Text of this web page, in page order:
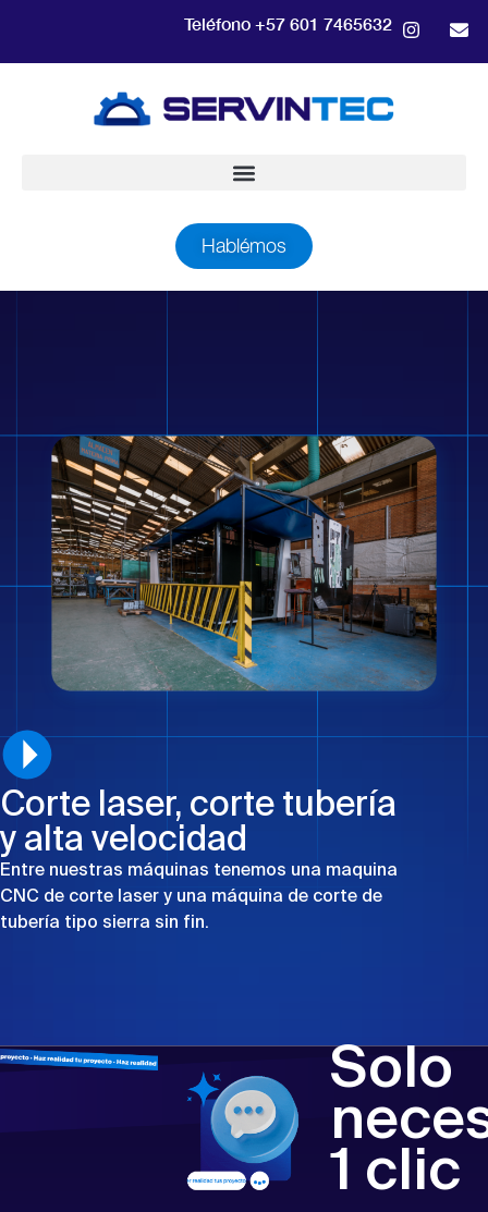
Teléfono +57 601 7465632
Hablémos
Corte laser, corte tubería
y alta velocidad
Entre nuestras máquinas tenemos una maquina
CNC de corte laser y una máquina de corte de
tubería tipo sierra sin fin.
Solo
1 clic